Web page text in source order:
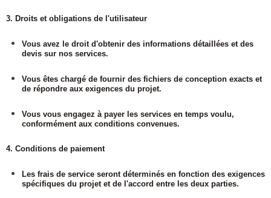
3. Droits et obligations de l'utilisateur
Vous avez le droit d'obtenir des informations détaillées et des
devis sur nos services.
Vous êtes chargé de fournir des fichiers de conception exacts et
de répondre aux exigences du projet.
Vous vous engagez à payer les services en temps voulu,
conformément aux conditions convenues.
4. Conditions de paiement
Les frais de service seront déterminés en fonction des exigences
spécifiques du projet et de l'accord entre les deux parties.